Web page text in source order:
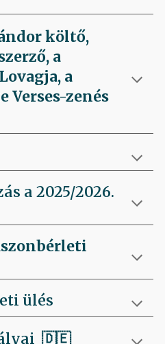
költő,
a
a
Verses-zenés
a 2025/2026.
ülés
🇩🇪